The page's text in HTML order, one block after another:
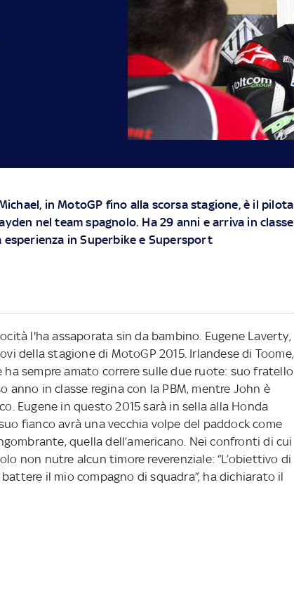
in MotoGP fino alla scorsa stagione, è il pilota
nel team spagnolo. Ha 29 anni e arriva in classe
in Superbike e Supersport
l'ha assaporata sin da bambino. Eugene Laverty,
della stagione di MotoGP 2015. Irlandese di Toome,
sempre amato correre sulle due ruote: suo fratello
anno in classe regina con la PBM, mentre John è
Eugene in questo 2015 sarà in sella alla Honda
fianco avrà una vecchia volpe del paddock come
quella dell’americano. Nei confronti di cui
non nutre alcun timore reverenziale: “L’obiettivo di
il mio compagno di squadra”, ha dichiarato il